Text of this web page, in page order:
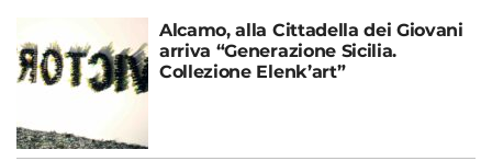
Alcamo, alla Cittadella dei Giovani
arriva “Generazione Sicilia.
Collezione Elenk’art”